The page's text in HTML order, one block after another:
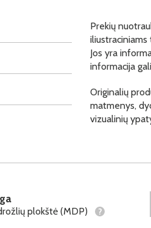
Prekių
Jos yra
informacija
Originalių
matmenys,
vizualinių
plokštė (MDP) ?